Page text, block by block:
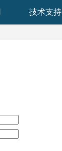
技术支持